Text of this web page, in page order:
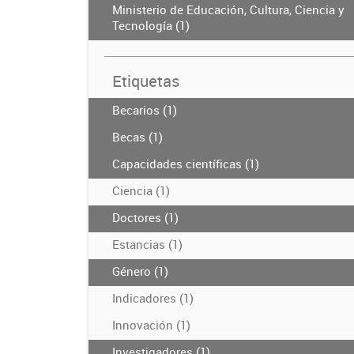
Ministerio de Educación, Cultura, Ciencia y
Tecnología (1)
Etiquetas
Becarios (1)
Becas (1)
Capacidades científicas (1)
Ciencia (1)
Doctores (1)
Estancias (1)
Género (1)
Indicadores (1)
Innovación (1)